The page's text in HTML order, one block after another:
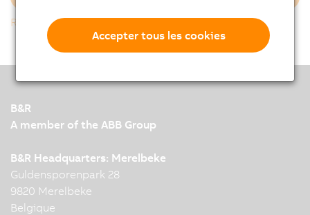
Retour à la liste
B&R
A member of the ABB Group
B&R Headquarters: Merelbeke
Guldensporenpark 28
9820 Merelbeke
Belgique
Accepter tous les cookies